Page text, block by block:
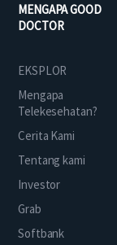
MENGAPA GOOD
DOCTOR
EKSPLOR
Mengapa
Telekesehatan?
Cerita Kami
Tentang kami
Investor
Grab
Softbank